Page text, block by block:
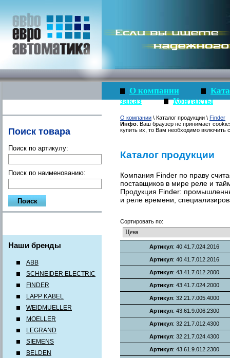
Поиск товара
Поиск по артикулу:
Поиск по наименованию:
Наши бренды
ABB
SCHNEIDER ELECTRIC
FINDER
LAPP KABEL
WEIDMUELLER
MOELLER
LEGRAND
SIEMENS
BELDEN
О компании
заказ
Контакты
О компании \ Каталог продукции \ Finder
Инфо: Ваш браузер не принимает
купить их, то Вам необходимо включить
Каталог продукции
Компания Finder по праву
поставщиков в мире реле и
Продукция Finder:
и реле времени,
Сортировать по:
Артикул: 40.41.7.024.2016
Артикул: 40.41.7.012.2016
Артикул: 43.41.7.012.2000
Артикул: 43.41.7.024.2000
Артикул: 32.21.7.005.4000
Артикул: 43.61.9.006.2300
Артикул: 32.21.7.012.4300
Артикул: 32.21.7.024.4300
Артикул: 43.61.9.012.2300